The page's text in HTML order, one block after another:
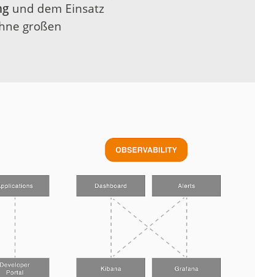
und dem Einsatz
großen